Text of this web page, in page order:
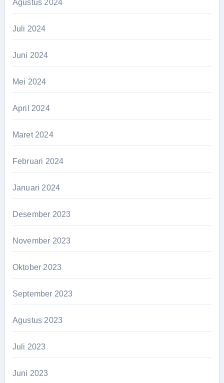
Agustus 2024
Juli 2024
Juni 2024
Mei 2024
April 2024
Maret 2024
Februari 2024
Januari 2024
Desember 2023
November 2023
Oktober 2023
September 2023
Agustus 2023
Juli 2023
Juni 2023